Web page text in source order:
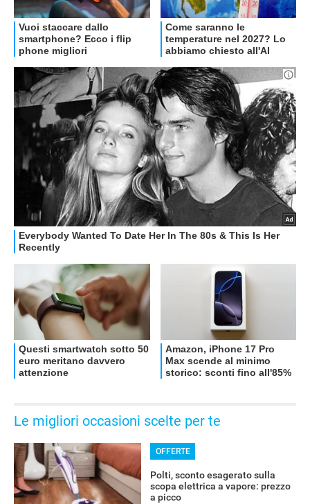
Le migliori occasioni scelte per te
OFFERTE
Polti, sconto esagerato sulla
scopa elettrica a vapore: prezzo
a picco